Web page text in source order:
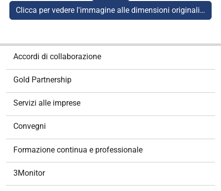
Clicca per vedere l'immagine alle dimensioni originali…
Accordi di collaborazione
Gold Partnership
Servizi alle imprese
Convegni
Formazione continua e professionale
3Monitor